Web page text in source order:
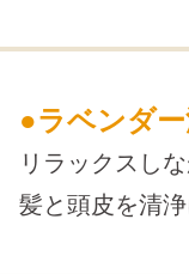
●ラベンダ
リラックスし
髪と頭皮を清